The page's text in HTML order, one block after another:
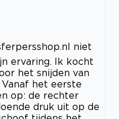
niet
ervaring. Ik kocht
het snijden van
het eerste
op: de rechter
druk uit op de